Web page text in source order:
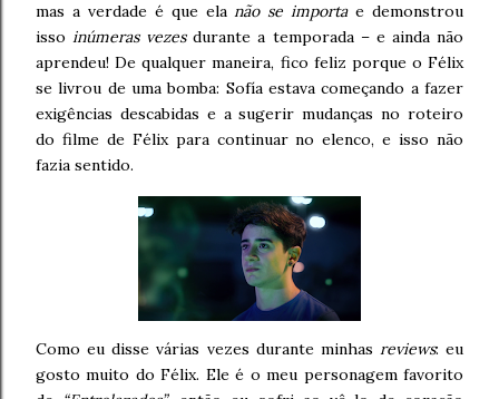
mas a verdade é que elanão se importae demonstrou
issoinúmeras vezesdurante a temporada – e ainda não
aprendeu! De qualquer maneira, fico feliz porque o Félix
se livrou de uma bomba: Sofía estava começando a fazer
exigências descabidas e a sugerir mudanças no roteiro
do filme de Félix para continuar no elenco, e isso não
fazia sentido.
Como eu disse várias vezes durante minhas reviews: eu
gosto muito do Félix. Ele é o meu personagem favorito